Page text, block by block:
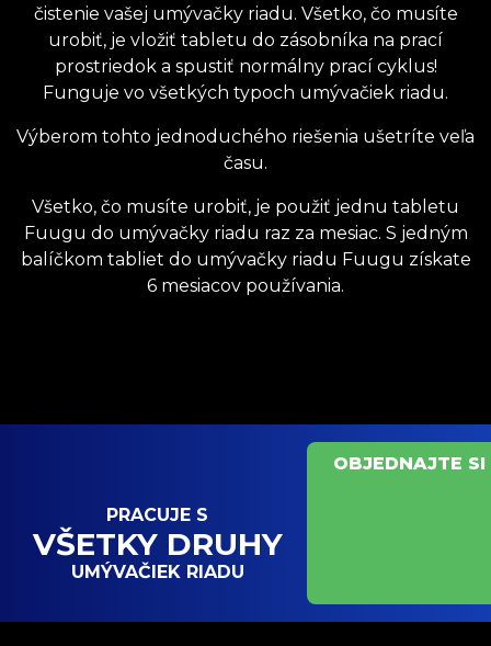
čistenie vašej umývačky riadu. Všetko, čo musíte
urobiť, je vložiť tabletu do zásobníka na prací
prostriedok a spustiť normálny prací cyklus!
Funguje vo všetkých typoch umývačiek riadu.
Výberom tohto jednoduchého riešenia ušetríte veľa
času.
Všetko, čo musíte urobiť, je použiť jednu tabletu
Fuugu do umývačky riadu raz za mesiac. S jedným
balíčkom tabliet do umývačky riadu Fuugu získate
6 mesiacov používania.
PRACUJE S
VŠETKY DRUHY
UMÝVAČIEK RIADU
OBJEDNAJTE